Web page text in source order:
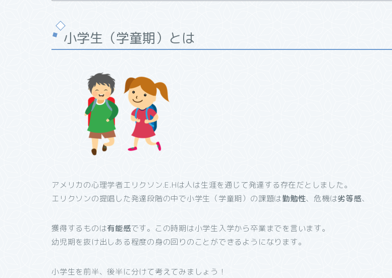
小学生（学童期）とは
アメリカの心理学者エリクソン.E.Hは人は生涯を通じて発達する存在だとしました。
エリクソンの提唱した発達段階の中で小学生（学童期）の課題は勤勉性、危機は劣等感、
獲得するものは有能感です。この時期は小学生入学から卒業までを言います。
幼児期を抜け出しある程度の身の回りのことができるようになります。
小学生を前半、後半に分けて考えてみましょう！